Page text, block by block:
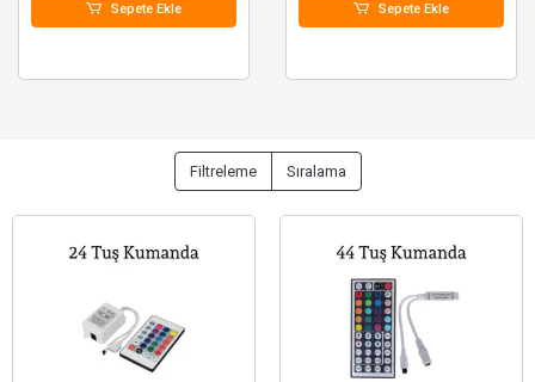
Sepete Ekle Sepete Ekle
Filtreleme Sıralama